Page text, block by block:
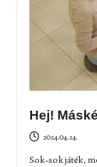
Hej!
2024.04.24.
Sok-sok játék,